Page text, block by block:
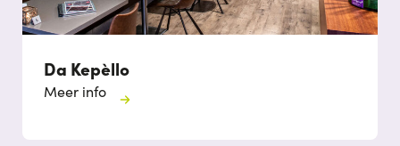
Da Kepèllo
Meer info